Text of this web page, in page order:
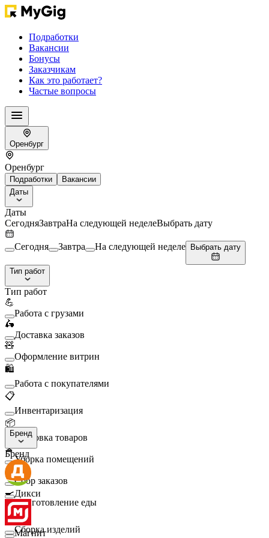
Подработки
Вакансии
Бонусы
Заказчикам
Как это работает?
Частые вопросы
Оренбург
Оренбург
Подработки
Вакансии
Даты
Даты
СегодняЗавтраНа следующей неделеВыбрать дату
Сегодня Завтра На следующей неделе Выбрать дату
Тип работ
Тип работ
💪
Работа с грузами
🛵
Доставка заказов
🧸
Оформление витрин
🛍️
Работа с покупателями
📋
Инвентаризация
📦
Упаковка товаров
🧹
Уборка помещений
🛒
Сбор заказов
🍳
Приготовление еды
🛠️
Сборка изделий
Бренд
Бренд
Дикси
Магнит